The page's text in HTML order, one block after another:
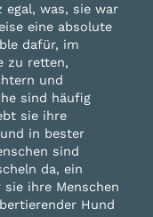
egal, was, sie war
eine absolute
dafür, im
zu retten,
und
sind häufig
sie ihre
in bester
sind
da, ein
ihre Menschen
Hund